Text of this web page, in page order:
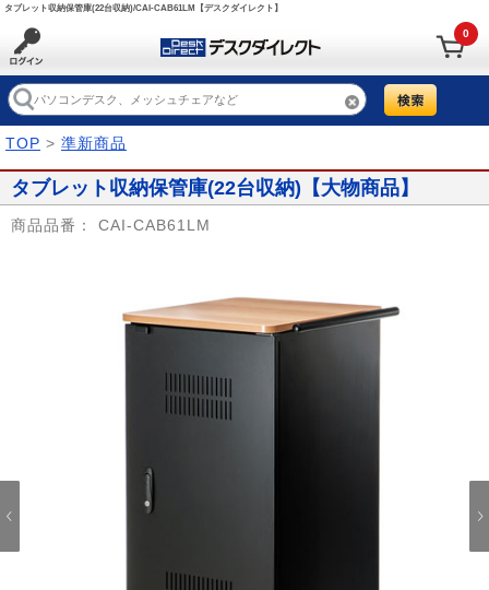
タブレット収納保管庫(22台収納)/CAI-CAB61LM【デスクダイレクト】
0
TOP > 準新商品
タブレット収納保管庫(22台収納)【大物商品】
商品品番： CAI-CAB61LM